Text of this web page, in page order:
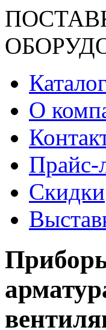
Каталог
О
Прайс-
Скидки